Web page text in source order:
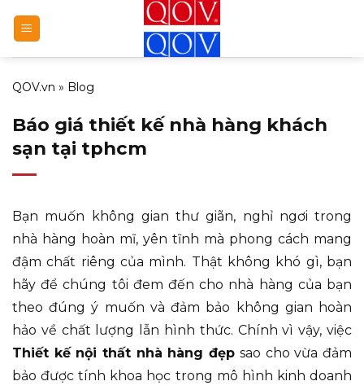
qua
nội
dung
QOV.vn » Blog
Báo giá thiết kế nhà hàng khách
sạn tại tphcm
Bạn muốn không gian thư giãn, nghỉ ngơi trong
nhà hàng hoàn mĩ, yên tĩnh mà phong cách mang
đậm chất riêng của mình. Thật không khó gì, bạn
hãy để chúng tôi đem đến cho nhà hàng của bạn
theo đúng ý muốn và đảm bảo không gian hoàn
hảo về chất lượng lẫn hình thức. Chính vì vậy, việc
Thiết kế nội thất nhà hàng đẹp sao cho vừa đảm
bảo được tính khoa học trong mô hình kinh doanh